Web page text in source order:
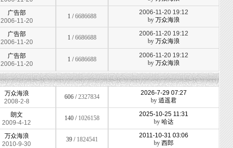
广告部
2006-11-20
1 /6686688
2006-11-20 19:12
by 万众海浪
广告部
2006-11-20
1 /6686688
2006-11-20 19:12
by 万众海浪
广告部
2006-11-20
1 /6686688
2006-11-20 19:12
by 万众海浪
万众海浪
2008-2-8
606 /2327834
2026-7-29 07:27
by 逍遥君
朗文
2009-4-12
140 / 1026158
2025-10-25 11:31
by 哈达
万众海浪
2010-9-30
39 / 1824541
2011-10-31 03:06
by 西郎